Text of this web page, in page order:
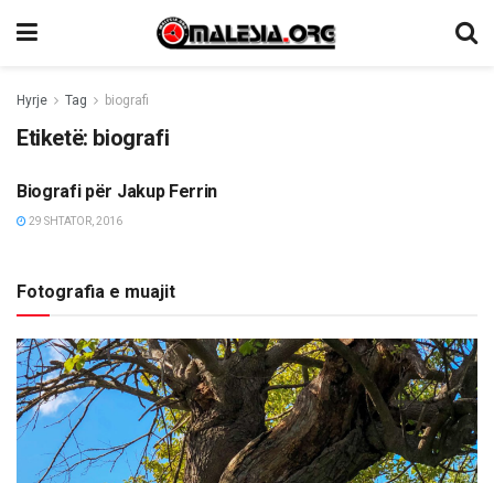
Hyrje Tag biografi
Etiketë: biografi
OPINIONE/EDITORIALE
Biografi për Jakup Ferrin
29 SHTATOR, 2016
Fotografia e muajit